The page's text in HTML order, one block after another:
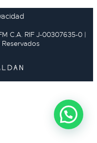
C.A. RIF J-00307635-0 |